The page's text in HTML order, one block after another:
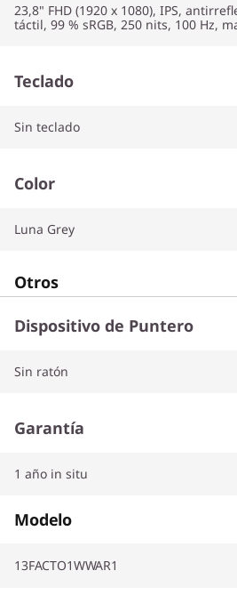
23,8" FHD (1920 x 1080), IPS,
táctil, 99 % sRGB, 250 nits, 100 Hz,
Teclado
Sin teclado
Color
Luna Grey
Otros
Dispositivo de Puntero
Sin ratón
Garantía
1 año in situ
Modelo
13FACTO1WWAR1